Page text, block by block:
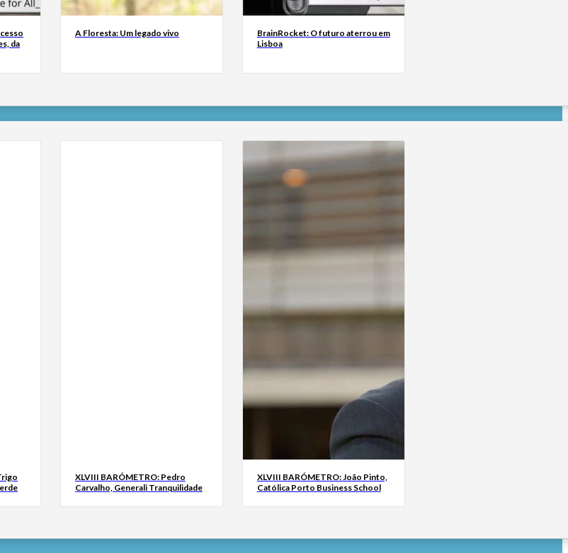
da
A Floresta: Um legado vivo
BrainRocket: O futuro aterrou em
Lisboa
XLVIII BARÓMETRO: Pedro
Carvalho, Generali Tranquilidade
XLVIII BARÓMETRO: João Pinto,
Católica Porto Business School